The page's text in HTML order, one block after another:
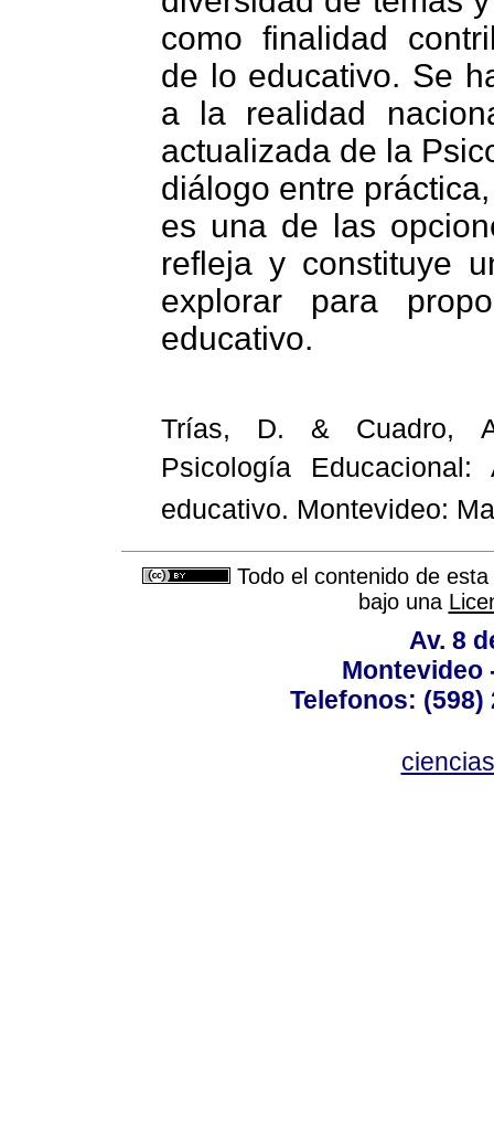
como finalidad
de lo educativo. Se
a la realidad
actualizada de la
diálogo entre
es una de las
refleja y constituye
explorar para
educativo.
Trías, D. & Cuadro,
Psicología
educativo. Montevideo:
Todo el contenido de
bajo una
Av. 8
Montevideo
Telefonos: (598)